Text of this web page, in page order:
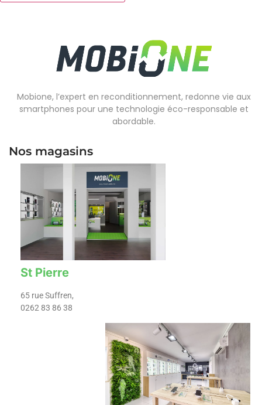
Mobione, l’expert en reconditionnement, redonne vie aux
smartphones pour une technologie éco-responsable et
abordable.
Nos magasins
St Pierre
65 rue Suffren,
0262 83 86 38